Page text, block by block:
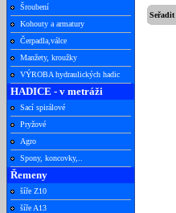
Šroubení
Kohouty a armatury
Čerpadla,válce
Manžety, kroužky
VÝROBA hydraulických hadic
HADICE - v metráži
Sací spirálové
Pryžové
Agro
Spony, koncovky,..
Řemeny
šíře Z10
šíře A13
Seřadit